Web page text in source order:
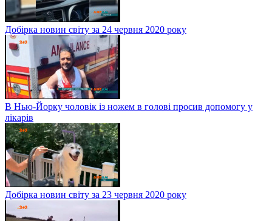
Добірка новин світу за 24 червня 2020 року
В Нью-Йорку чоловік із ножем в голові просив допомогу у
лікарів
Добірка новин світу за 23 червня 2020 року